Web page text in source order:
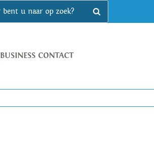
BUSINESS CONTACT